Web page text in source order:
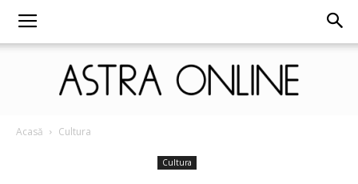
Acasă Cultura
Cultura